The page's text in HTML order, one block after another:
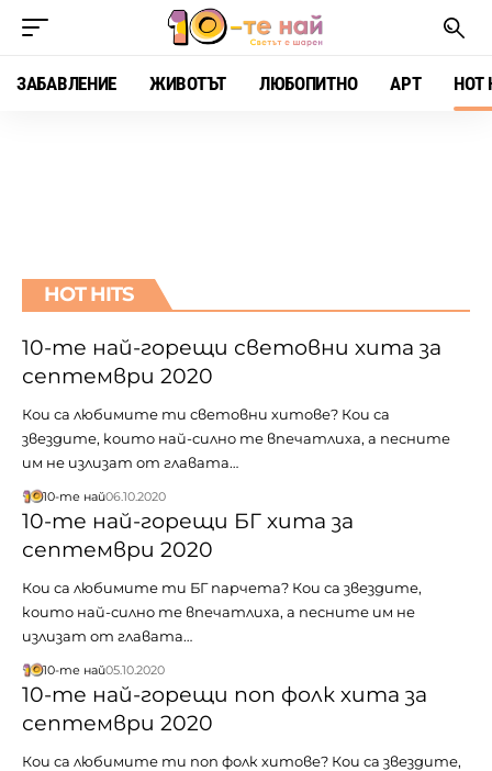
ЗАБАВЛЕНИЕ ЖИВОТЪТ ЛЮБОПИТНО АРТ HOT
HOT HITS
10-те най-горещи световни хита за
септември 2020
Кои са любимите ти световни хитове? Кои са
звездите, които най-силно те впечатлиха, а песните
им не излизат от главата…
10-те най06.10.2020
10-те най-горещи БГ хита за
септември 2020
Кои са любимите ти БГ парчета? Кои са звездите,
които най-силно те впечатлиха, а песните им не
излизат от главата…
10-те най05.10.2020
10-те най-горещи поп фолк хита за
септември 2020
Кои са любимите ти поп фолк хитове? Кои са звездите,